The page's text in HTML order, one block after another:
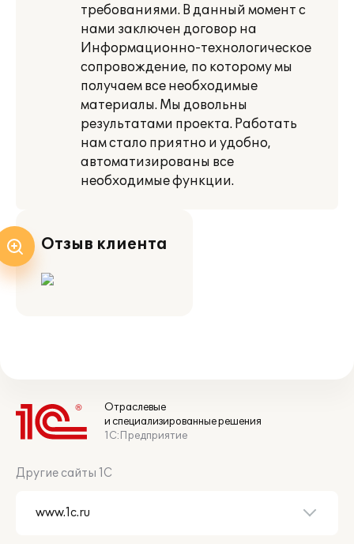
требованиями. В данный момент с
нами заключен договор на
Информационно-технологическое
сопровождение, по которому мы
получаем все необходимые
материалы. Мы довольны
результатами проекта. Работать
нам стало приятно и удобно,
автоматизированы все
необходимые функции.
Отзыв клиента
Отраслевые
и специализированные решения
1С:Предприятие
Другие сайты 1С